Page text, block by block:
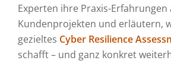
Experten ihre Praxis-Erfahrungen
Kundenprojekten und erläutern,
gezieltes Cyber Resilience
schafft – und ganz konkret